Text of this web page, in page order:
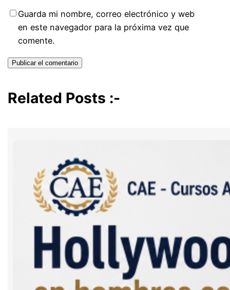
Guarda mi nombre, correo electrónico y web
en este navegador para la próxima vez que
comente.
Related Posts :-